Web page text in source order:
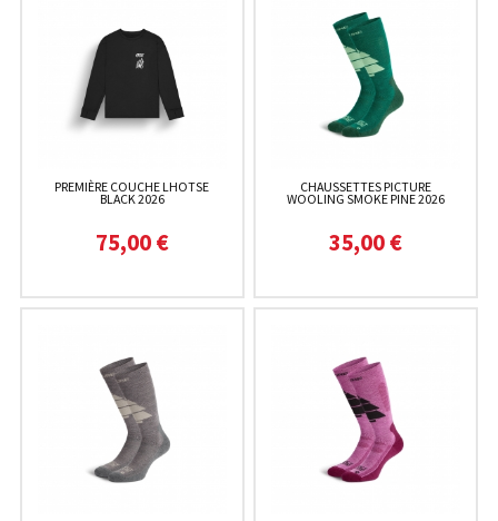
PREMIÈRE COUCHE LHOTSE
BLACK 2026
75,00 €
CHAUSSETTES PICTURE
WOOLING SMOKE PINE 2026
35,00 €